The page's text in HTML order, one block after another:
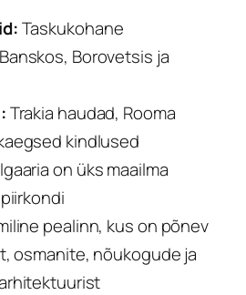
Taskukohane
Borovetsis ja
Trakia haudad, Rooma
kindlused
on üks maailma
pealinn, kus on põnev
osmanite, nõukogude ja